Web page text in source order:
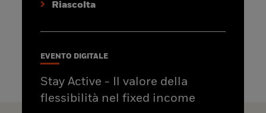
Riascolta
EVENTO DIGITALE
Stay Active - Il valore della
flessibilità nel fixed income